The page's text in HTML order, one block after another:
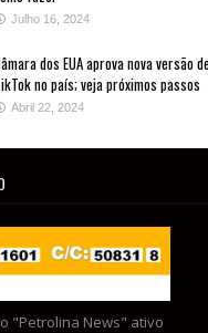
Julho 16, 2024
dos EUA aprova nova versão
no país; veja próximos passos
Abril 22, 2024
"Petrolina News" ativo